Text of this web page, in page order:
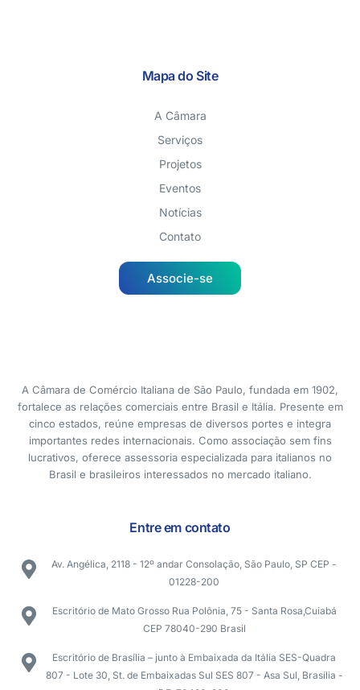
Mapa do Site
A Câmara
Serviços
Projetos
Eventos
Notícias
Contato
Associe-se
A Câmara de Comércio Italiana de São Paulo, fundada em 1902,
fortalece as relações comerciais entre Brasil e Itália. Presente em
cinco estados, reúne empresas de diversos portes e integra
importantes redes internacionais. Como associação sem fins
lucrativos, oferece assessoria especializada para italianos no
Brasil e brasileiros interessados no mercado italiano.
Entre em contato
Av. Angélica, 2118 - 12º andar Consolação, São Paulo, SP CEP -
01228-200
Escritório de Mato Grosso Rua Polônia, 75 - Santa Rosa,Cuiabá
CEP 78040-290 Brasil
Escritório de Brasília – junto à Embaixada da Itália SES-Quadra
807 - Lote 30, St. de Embaixadas Sul SES 807 - Asa Sul, Brasília -